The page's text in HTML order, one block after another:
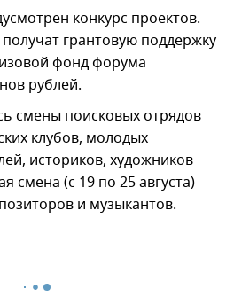
конкурс проектов.
грантовую поддержку
фонд форума
рублей.
смены поисковых отрядов
клубов, молодых
историков, художников
смена (с 19 по 25 августа)
и музыкантов.